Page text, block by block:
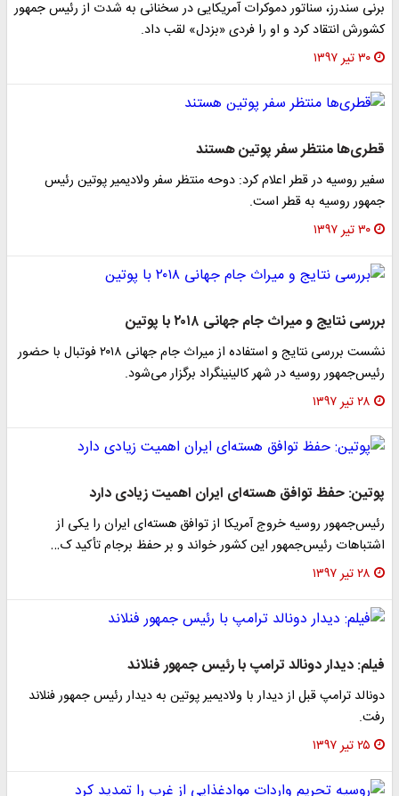
برنی سندرز، سناتور دموکرات آمریکایی در سخنانی به شدت از رئیس جمهور
کشورش انتقاد کرد و او را فردی «بزدل» لقب داد.
۳۰ تیر ۱۳۹۷
قطری‌ها منتظر سفر پوتین هستند
سفیر روسیه در قطر اعلام کرد: دوحه منتظر سفر ولادیمیر پوتین رئیس
جمهور روسیه به قطر است.
۳۰ تیر ۱۳۹۷
بررسی نتایج و میراث جام جهانی ۲۰۱۸ با پوتین
نشست بررسی نتایج و استفاده از میراث جام جهانی ۲۰۱۸ فوتبال با حضور
رئیس‌جمهور روسیه در شهر کالینینگراد برگزار می‌شود.
۲۸ تیر ۱۳۹۷
پوتین: حفظ توافق هسته‌ای ایران اهمیت زیادی دارد
رئیس‌جمهور روسیه خروج آمریکا از توافق هسته‌ای ایران را یکی از
اشتباهات رئیس‌جمهور این کشور خواند و بر حفظ برجام تأکید ک…
۲۸ تیر ۱۳۹۷
فیلم: دیدار دونالد ترامپ با رئیس جمهور فنلاند
دونالد ترامپ قبل از دیدار با ولادیمیر پوتین به دیدار رئیس جمهور فنلاند
رفت.
۲۵ تیر ۱۳۹۷